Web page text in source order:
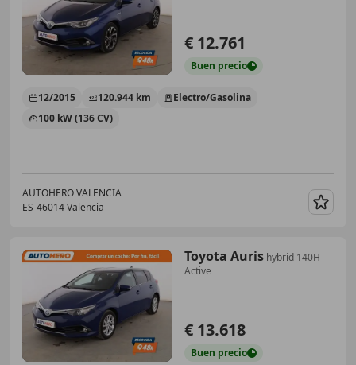
€ 12.761
Buen precio
12/2015 120.944 km
Electro/Gasolina
100 kW (136 CV)
AUTOHERO VALENCIA
ES-46014 Valencia
Toyota Auris hybrid 140H
Active
€ 13.618
Buen precio